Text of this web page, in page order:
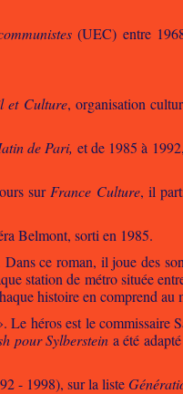
(UEC) entre
et Culture, organisation
de Pari, et de 1985 à
sur France Culture, il
Belmont, sorti en 1985.
Dans ce roman, il joue des
station de métro située
histoire en comprend au
héros est le commissaire
pour Sylberstein a été
- 1998), sur la liste